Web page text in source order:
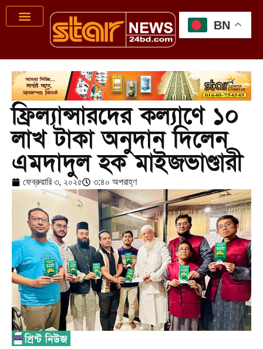
ফ্রিল্যান্সারদের কল্যাণে ১০
লাখ টাকা অনুদান দিলেন
এমদাদুল হক মাইজভাণ্ডারী
ফেব্রুয়ারি ৩, ২০২৫ ৩:৪০ অপরাহ্ণ
BN